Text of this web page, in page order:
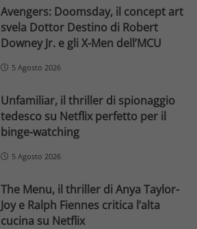
Avengers: Doomsday, il concept art
svela Dottor Destino di Robert
Downey Jr. e gli X-Men dell’MCU
5 Agosto 2026
Unfamiliar, il thriller di spionaggio
tedesco su Netflix perfetto per il
binge-watching
5 Agosto 2026
The Menu, il thriller di Anya Taylor-
Joy e Ralph Fiennes critica l’alta
cucina su Netflix